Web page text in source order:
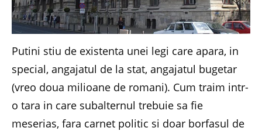
Putini stiu de existenta unei legi care apara, in
special, angajatul de la stat, angajatul bugetar
(vreo doua milioane de romani). Cum traim intr-
o tara in care subalternul trebuie sa fie
meserias, fara carnet politic si doar borfasul de